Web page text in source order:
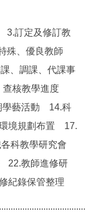
訂定及修訂教
殊、優良教師
、調課、代課事
核教學進度
學藝活動 14.科
境規劃布置 17.
科教學研究會
22.教師進修研
紀錄保管整理